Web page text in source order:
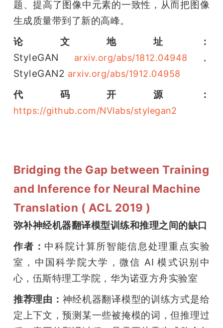
题、提高了图像中元素的一致性，从而把图像
生成质量带到了新的高峰。
论文地址：
StyleGAN
arxiv.org/abs/1812.04948
，
StyleGAN2 arxiv.org/abs/1912.04958
代码开源：
https://github.com/NVlabs/stylegan2
Bridging the Gap between Training
and Inference for Neural Machine
Translation ( ACL 2019 )
弥补神经机器翻译模型训练和推理之间的缺口
作者： 中科院计算所智能信息处理重点实验
室，中国科学院大学，微信 AI 模式识别中
心，伍斯特理工学院，华为诺亚方舟实验室
推荐理由： 神经机器翻译模型的训练方式是给
定上下文，预测某一些被掩模的词，但推理过